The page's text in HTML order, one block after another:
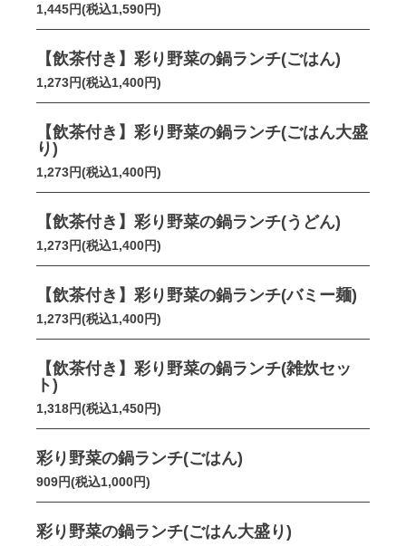
1,445円(税込1,590円)
【飲茶付き】彩り野菜の鍋ランチ(ごはん)
1,273円(税込1,400円)
【飲茶付き】彩り野菜の鍋ランチ(ごはん大盛
り)
1,273円(税込1,400円)
【飲茶付き】彩り野菜の鍋ランチ(うどん)
1,273円(税込1,400円)
【飲茶付き】彩り野菜の鍋ランチ(バミー麺)
1,273円(税込1,400円)
【飲茶付き】彩り野菜の鍋ランチ(雑炊セッ
ト)
1,318円(税込1,450円)
彩り野菜の鍋ランチ(ごはん)
909円(税込1,000円)
彩り野菜の鍋ランチ(ごはん大盛り)